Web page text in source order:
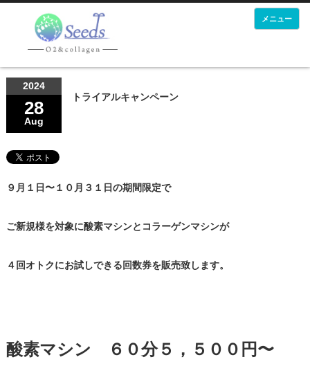
メニュー
2024
28
Aug
トライアルキャンペーン
９月１日〜１０月３１日の期間限定で
ご新規様を対象に酸素マシンとコラーゲンマシンが
４回オトクにお試しできる回数券を販売致します。
酸素マシン ６０分５，５００円〜